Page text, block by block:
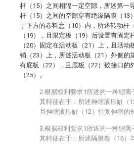
杆（15）之间相隔一定空隙，所述第一
杆（15）之间的空隙穿有绝缘隔膜（13
于下方的卷料盒（10）内，所述转动杆
（19），且限定板（19）后设置有固
（20）固定在活动板（21）上，且活动
销（23）上，所述活动板（21）外侧的
有底板（22），且底板（22）铰接口的
（25）。
2.根据权利要求1所述的一种锂离
其特征在于：所述伸缩液压缸（
且伸缩液压缸（12）往复伸缩的
3.根据权利要求1所述的一种锂离
其特征在于：所述隔膜卷（16）